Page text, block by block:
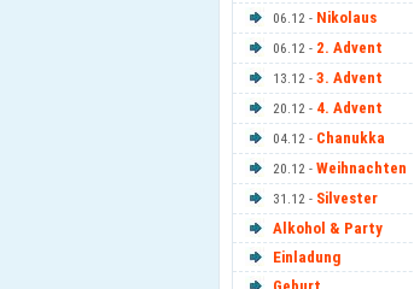
06.12 - Nikolaus
06.12 - 2. Advent
13.12 - 3. Advent
20.12 - 4. Advent
04.12 - Chanukka
20.12 - Weihnachten
31.12 - Silvester
Alkohol & Party
Einladung